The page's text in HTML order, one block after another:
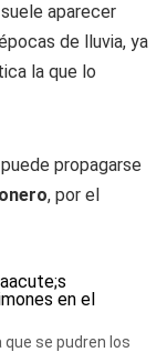
aparecer
de lluvia, ya
la que lo
propagarse
, por el
que se pudren los